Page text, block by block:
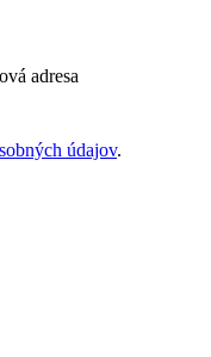
adresa
údajov.